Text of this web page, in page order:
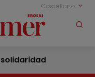
Castellano